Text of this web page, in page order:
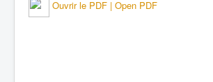
Ouvrir le PDF | Open PDF